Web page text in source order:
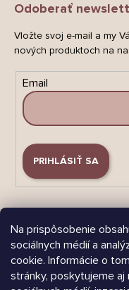
Na prispôsobenie
sociálnych médií a
cookie. Informácie o
stránky, poskytujeme
Odoberať
Vložte svoj e-mail a my
nových produktoch na
Email
PRIHLÁSIŤ SA